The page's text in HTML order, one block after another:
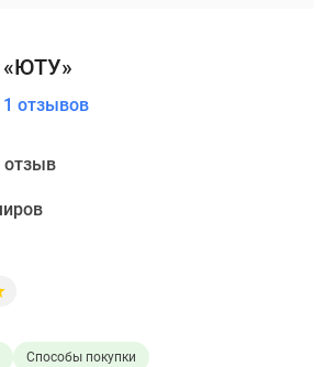
отзывов
Способы покупки